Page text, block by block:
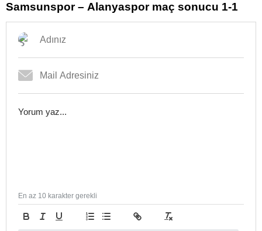
Samsunspor – Alanyaspor maç sonucu 1-1
En az 10 karakter gerekli